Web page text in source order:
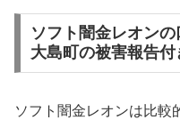
ソフト闇金レオン
大島町の被害報告付
ソフト闇金レオンは比較